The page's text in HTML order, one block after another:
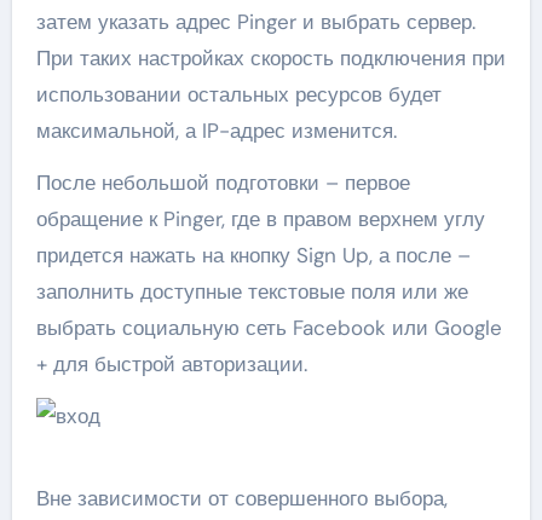
затем указать адрес Pinger и выбрать сервер.
При таких настройках скорость подключения при
использовании остальных ресурсов будет
максимальной, а IP-адрес изменится.
После небольшой подготовки – первое
обращение к Pinger, где в правом верхнем углу
придется нажать на кнопку Sign Up, а после –
заполнить доступные текстовые поля или же
выбрать социальную сеть Facebook или Google
+ для быстрой авторизации.
Вне зависимости от совершенного выбора,